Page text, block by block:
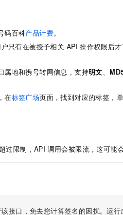
码百科产品计费。
只有在被授予相关 API 操作权限后
属地和携号转网信息，支持明文、
在标签广场页面，找到对应的标签，
限制，API 调用会被限流，这可能
接口，免去您计算签名的困扰。运
AI Native 的算法工程平台，一站式完成建模、训练、推理服务部署 云端
10分钟微调：让0.6B模型媲美235B模型 多模
，Qwen/Meoo/TokenPlan 客户专享
SUSE
建
模板
定制